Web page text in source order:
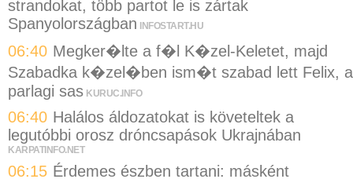
strandokat, több partot le is zártak
Spanyolországban INFOSTART.HU
06:40 Megker�lte a f�l K�zel-Keletet, majd
Szabadka k�zel�ben ism�t szabad lett Felix, a
parlagi sas KURUC.INFO
06:40 Halálos áldozatokat is követeltek a
legutóbbi orosz dróncsapások Ukrajnában
KARPATINFO.NET
06:15 Érdemes észben tartani: másként